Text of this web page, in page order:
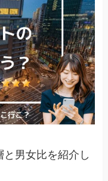
男女比を紹介し